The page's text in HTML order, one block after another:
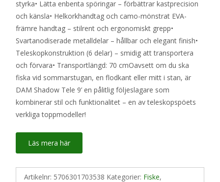
styrka• Lätta enbenta spöringar – förbättrar kastprecision
och känsla• Helkorkhandtag och camo-mönstrat EVA-
främre handtag – stilrent och ergonomiskt grepp•
Svartanodiserade metalldelar – hållbar och elegant finish•
Teleskopkonstruktion (6 delar) – smidig att transportera
och förvara• Transportlängd: 70 cmOavsett om du ska
fiska vid sommarstugan, en flodkant eller mitt i stan, är
DAM Shadow Tele 9’ en pålitlig följeslagare som
kombinerar stil och funktionalitet – en av teleskopspöets
verkliga toppmodeller!
Läs mera här
Artikelnr: 5706301703538 Kategorier: Fiske,